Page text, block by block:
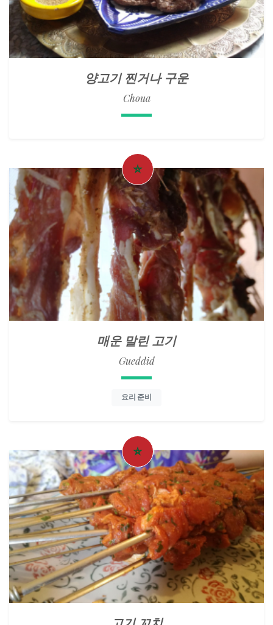
양고기 찐거나 구운
Choua
매운 말린 고기
Gueddid
요리 준비